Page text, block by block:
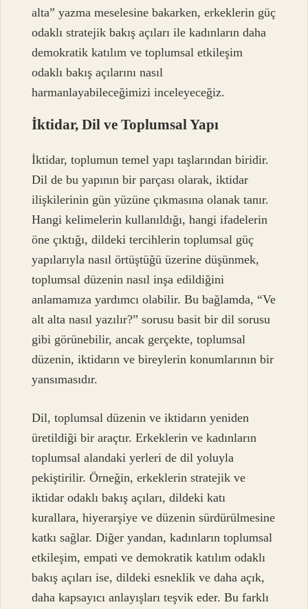
alta” yazma meselesine bakarken, erkeklerin güç
odaklı stratejik bakış açıları ile kadınların daha
demokratik katılım ve toplumsal etkileşim
odaklı bakış açılarını nasıl
harmanlayabileceğimizi inceleyeceğiz.
İktidar, Dil ve Toplumsal Yapı
İktidar, toplumun temel yapı taşlarından biridir.
Dil de bu yapının bir parçası olarak, iktidar
ilişkilerinin gün yüzüne çıkmasına olanak tanır.
Hangi kelimelerin kullanıldığı, hangi ifadelerin
öne çıktığı, dildeki tercihlerin toplumsal güç
yapılarıyla nasıl örtüştüğü üzerine düşünmek,
toplumsal düzenin nasıl inşa edildiğini
anlamamıza yardımcı olabilir. Bu bağlamda, “Ve
alt alta nasıl yazılır?” sorusu basit bir dil sorusu
gibi görünebilir, ancak gerçekte, toplumsal
düzenin, iktidarın ve bireylerin konumlarının bir
yansımasıdır.
Dil, toplumsal düzenin ve iktidarın yeniden
üretildiği bir araçtır. Erkeklerin ve kadınların
toplumsal alandaki yerleri de dil yoluyla
pekiştirilir. Örneğin, erkeklerin stratejik ve
iktidar odaklı bakış açıları, dildeki katı
kurallara, hiyerarşiye ve düzenin sürdürülmesine
katkı sağlar. Diğer yandan, kadınların toplumsal
etkileşim, empati ve demokratik katılım odaklı
bakış açıları ise, dildeki esneklik ve daha açık,
daha kapsayıcı anlayışları teşvik eder. Bu farklı